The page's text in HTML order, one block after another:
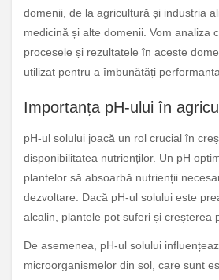
domenii, de la agricultură și industria
medicină și alte domenii. Vom analiza
procesele și rezultatele în aceste
utilizat pentru a îmbunătăți
Importanța pH-ului în
pH-ul solului joacă un rol crucial în
disponibilitatea nutrienților. Un pH
plantelor să absoarbă nutrienții
dezvoltare. Dacă pH-ul solului este
alcalin, plantele pot suferi și creșterea
De asemenea, pH-ul solului
microorganismelor din sol, care sunt